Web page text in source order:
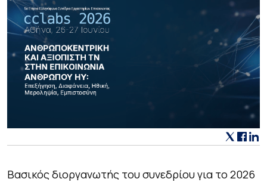
Bασικός διοργανωτής του συνεδρίου για το 2026